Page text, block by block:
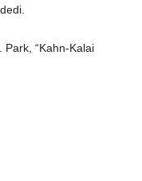
Park, “Kahn-Kalai